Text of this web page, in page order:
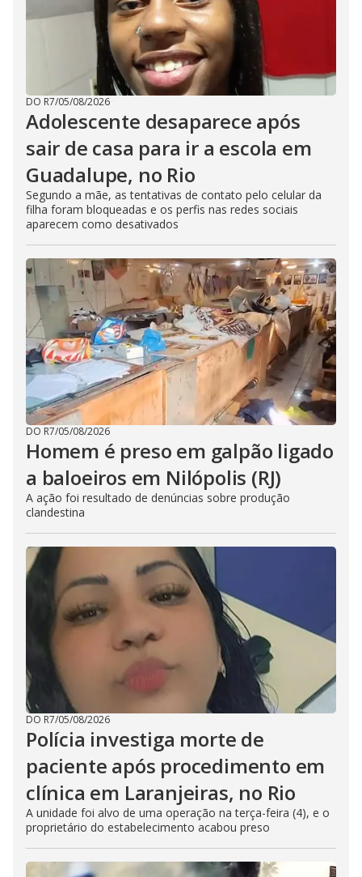
DO R7/05/08/2026
Adolescente desaparece após
sair de casa para ir a escola em
Guadalupe, no Rio
Segundo a mãe, as tentativas de contato pelo celular da
filha foram bloqueadas e os perfis nas redes sociais
aparecem como desativados
DO R7/05/08/2026
Homem é preso em galpão ligado
a baloeiros em Nilópolis (RJ)
A ação foi resultado de denúncias sobre produção
clandestina
DO R7/05/08/2026
Polícia investiga morte de
paciente após procedimento em
clínica em Laranjeiras, no Rio
A unidade foi alvo de uma operação na terça-feira (4), e o
proprietário do estabelecimento acabou preso